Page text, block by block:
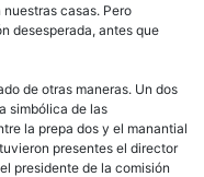
casas. Pero
desesperada, antes que
de otras maneras. Un dos
simbólica de las
la prepa dos y el manantial
presentes el director
presidente de la comisión